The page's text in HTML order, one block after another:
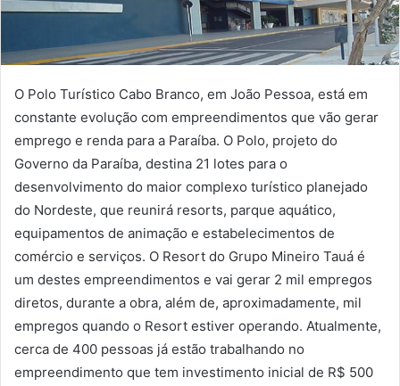
u
e
-
m
a
O Polo Turístico Cabo Branco, em João Pessoa, está em
constante evolução com empreendimentos que vão gerar
emprego e renda para a Paraíba. O Polo, projeto do
Governo da Paraíba, destina 21 lotes para o
desenvolvimento do maior complexo turístico planejado
do Nordeste, que reunirá resorts, parque aquático,
equipamentos de animação e estabelecimentos de
comércio e serviços. O Resort do Grupo Mineiro Tauá é
um destes empreendimentos e vai gerar 2 mil empregos
diretos, durante a obra, além de, aproximadamente, mil
empregos quando o Resort estiver operando. Atualmente,
cerca de 400 pessoas já estão trabalhando no
empreendimento que tem investimento inicial de R$ 500